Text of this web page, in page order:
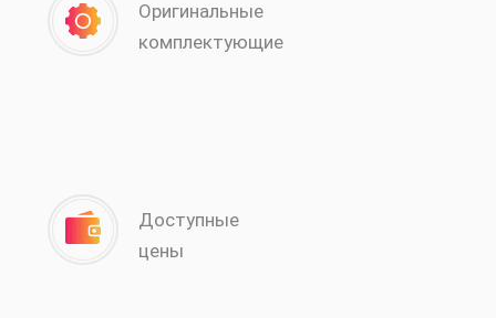
Оригинальные
комплектующие
Доступные
цены